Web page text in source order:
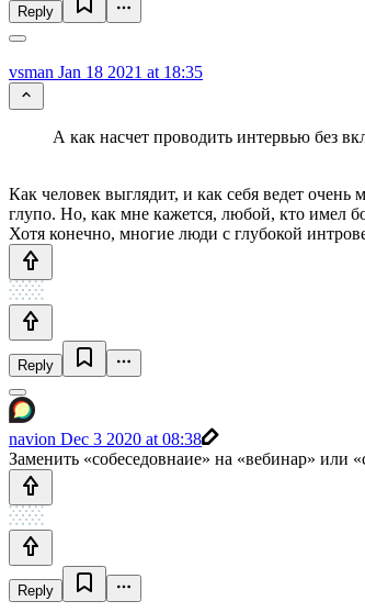
Reply
vsman Jan 18 2021 at 18:35
А как насчет проводить интервью без
Как человек выглядит, и как себя ведет
глупо. Но, как мне кажется, любой, кто имел
Хотя конечно, многие люди с глубокой
Reply
navion Dec 3 2020 at 08:38
Заменить «собеседовнаие» на «вебинар» или
Reply